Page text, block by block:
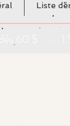
Liste
dès 60 $ -